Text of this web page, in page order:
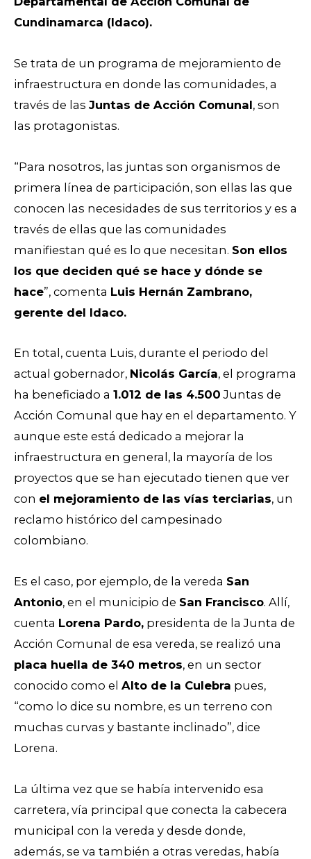
Cundinamarca (Idaco).
Se trata de un programa de mejoramiento de
infraestructura en donde las comunidades, a
través de las Juntas de Acción Comunal, son
las protagonistas.
“Para nosotros, las juntas son organismos de
primera línea de participación, son ellas las que
conocen las necesidades de sus territorios y es a
través de ellas que las comunidades
manifiestan qué es lo que necesitan. Son ellos
los que deciden qué se hace y dónde se
hace”, comenta Luis Hernán Zambrano,
gerente del Idaco.
En total, cuenta Luis, durante el periodo del
actual gobernador, Nicolás García, el programa
ha beneficiado a 1.012 de las 4.500 Juntas de
Acción Comunal que hay en el departamento. Y
aunque este está dedicado a mejorar la
infraestructura en general, la mayoría de los
proyectos que se han ejecutado tienen que ver
con el mejoramiento de las vías terciarias, un
reclamo histórico del campesinado
colombiano.
Es el caso, por ejemplo, de la vereda San
Antonio, en el municipio de San Francisco. Allí,
cuenta Lorena Pardo, presidenta de la Junta de
Acción Comunal de esa vereda, se realizó una
placa huella de 340 metros, en un sector
conocido como el Alto de la Culebra pues,
“como lo dice su nombre, es un terreno con
muchas curvas y bastante inclinado”, dice
Lorena.
La última vez que se había intervenido esa
carretera, vía principal que conecta la cabecera
municipal con la vereda y desde donde,
además, se va también a otras veredas, había